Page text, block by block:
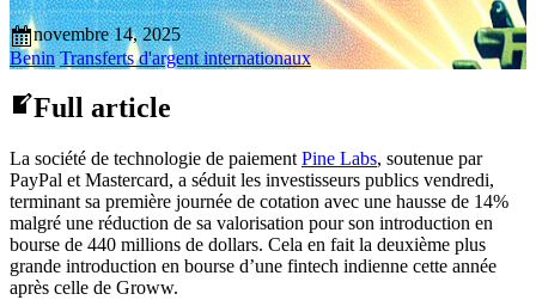
novembre 14, 2025
Benin Transferts d'argent internationaux
Full article
La société de technologie de paiement Pine Labs, soutenue par
PayPal et Mastercard, a séduit les investisseurs publics vendredi,
terminant sa première journée de cotation avec une hausse de 14%
malgré une réduction de sa valorisation pour son introduction en
bourse de 440 millions de dollars. Cela en fait la deuxième plus
grande introduction en bourse d’une fintech indienne cette année
après celle de Groww.